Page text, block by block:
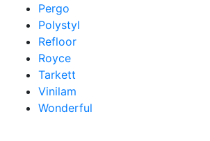
Pergo
Polystyl
Refloor
Royce
Tarkett
Vinilam
Wonderful